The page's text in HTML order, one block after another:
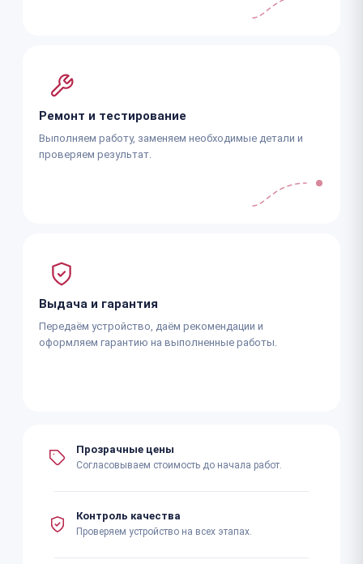
Ремонт и тестирование
Выполняем работу, заменяем необходимые детали и
проверяем результат.
Выдача и гарантия
Передаём устройство, даём рекомендации и
оформляем гарантию на выполненные работы.
Прозрачные цены
Согласовываем стоимость до начала работ.
Контроль качества
Проверяем устройство на всех этапах.